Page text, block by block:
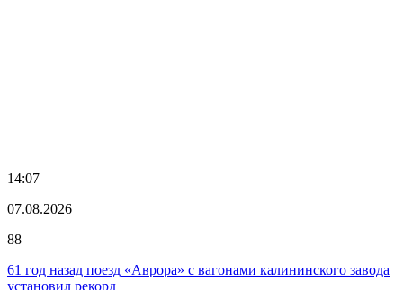
14:07
07.08.2026
88
61 год назад поезд «Аврора» с вагонами калининского завода
установил рекорд